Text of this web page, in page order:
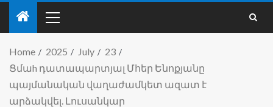
Home 2025 July
23
Ցմաh դատապարտյալ Մհեր Ենոքյանը
պայմանական վաղաժամկետ ազատ է
արձակվել. Լուսանկար